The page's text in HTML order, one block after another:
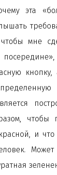
эта
мне
чтобы
и